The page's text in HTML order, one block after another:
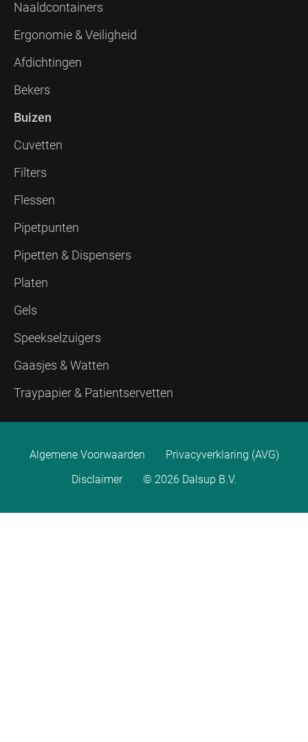
Naaldcontainers
Ergonomie & Veiligheid
Afdichtingen
Bekers
Buizen
Cuvetten
Filters
Flessen
Pipetpunten
Pipetten & Dispensers
Platen
Gels
Speekselzuigers
Gaasjes & Watten
Traypapier & Patientservetten
Algemene Voorwaarden
Privacyverklaring (AVG)
Disclaimer
© 2026 Dalsup B.V.